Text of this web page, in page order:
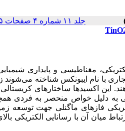
جلد ۱۱ شماره ۴ صفحات ۳۵-۲۷
مغناطیسی و پایداری
با نام ایبونکس شناخته
این اکسیدها ساختارهای کریستالی
به دلیل خواص منحصر به فردی
فازهای ماگنلی جهت توسعه
میان آن با رسانایی الکتریکی